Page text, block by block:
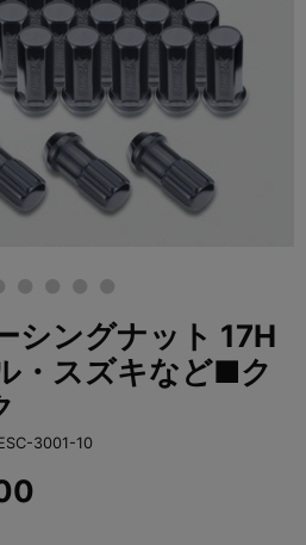
シングナット 17H
・スズキなど■ク
3001-10